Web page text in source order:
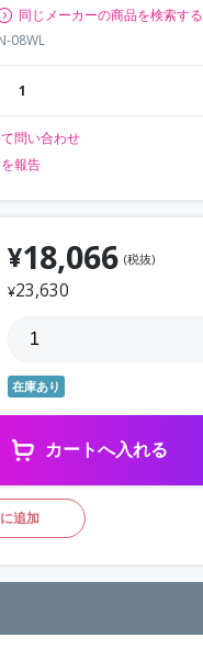
同じメーカーの商品を検索する
08WL
1
問い合わせ
報告
¥18,066 (税抜)
¥23,630
在庫あり
カートへ入れる
追加